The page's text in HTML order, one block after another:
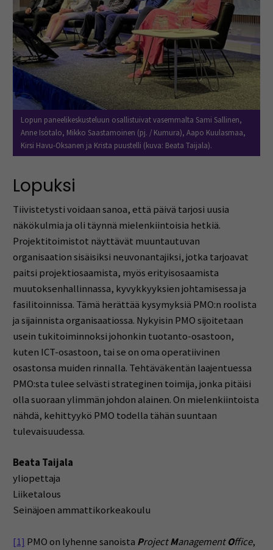
Lopun paneelikeskusteluun osallistuivat vasemmalta Sami Sallinen,
Anne Isotalo, Mikko Saastamoinen (pj. / Kumura), Aapo Kuulasmaa,
Kirsi Havu-Oksanen ja Krista puustelli (kuva: Beata Taijala).
Lopuksi
Tiivistetysti voidaan sanoa, että päivä tarjosi uusia
näkökulmia ja oli täynnä mielenkiintoisia hetkiä.
Projektitoimistot näyttävät muuntautuvan
organisaation sisäisiksi neuvonantajiksi, jotka tarjoavat
paitsi projektiosaamista, myös erityisosaamista
muutoksenhallinnassa, kyvykkyyksien johtamisessa ja
fasilitoinnissa. Tämä herättää kysymyksiä PMO:n roolista
ja sijainnista organisaatiossa. Nykyisin PMO sijoitetaan
usein tukitoiminnoksi johonkin tuotanto-osastoon,
kuten ICT-osastoon, tai se on oma operatiivinen
osastonsa muiden rinnalla. Tehtäväkentän laajentuessa
PMO:sta tulee selvästi strateginen toimija, jonka pitäisi
olla suoraan ylimmän johdon alainen. On mielenkiintoista
nähdä, kehittyykö PMO todella tähän suuntaan
tulevaisuudessa.
Beata Taijala
yliopettaja
Liiketalous
Seinäjoen ammattikorkeakoulu
[1] PMO on lyhenne sanoista Project Management Office,